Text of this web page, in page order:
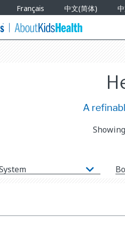
Français 中文(简体)
A